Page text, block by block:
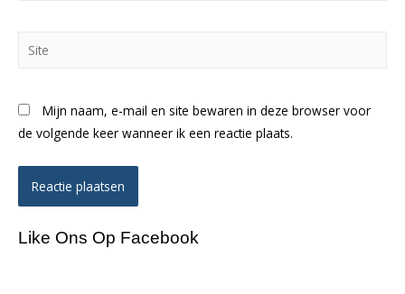
Mijn naam, e-mail en site bewaren in deze browser voor
de volgende keer wanneer ik een reactie plaats.
Like Ons Op Facebook